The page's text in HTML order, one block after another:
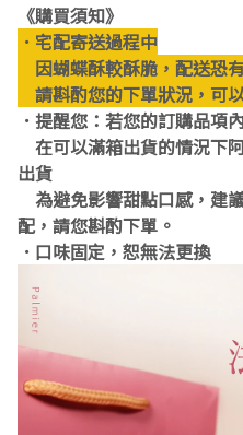
《購買須知》
．宅配寄送過程中
因蝴蝶酥較酥脆，配送恐
請斟酌您的下單狀況，可
．提醒您：若您的訂購品項
在可以滿箱出貨的情況下
出貨
為避免影響甜點口感，建
配，請您斟酌下單。
．口味固定，恕無法更換